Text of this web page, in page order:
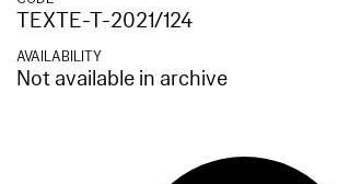
TEXTE-T-2021/124
AVAILABILITY
Not available in archive